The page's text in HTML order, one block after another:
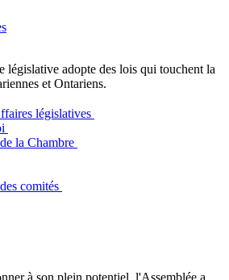
législative adopte des lois qui touchent la
et Ontariens.
législatives
la Chambre
comités
à son plein potentiel, l'Assemblée a